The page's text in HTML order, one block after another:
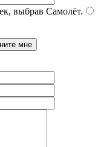
выбрав Самолёт.